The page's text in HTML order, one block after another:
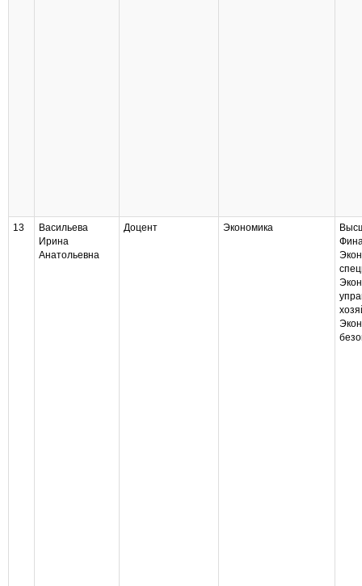
13
Васильева
Ирина
Анатольевна
Доцент Экономика